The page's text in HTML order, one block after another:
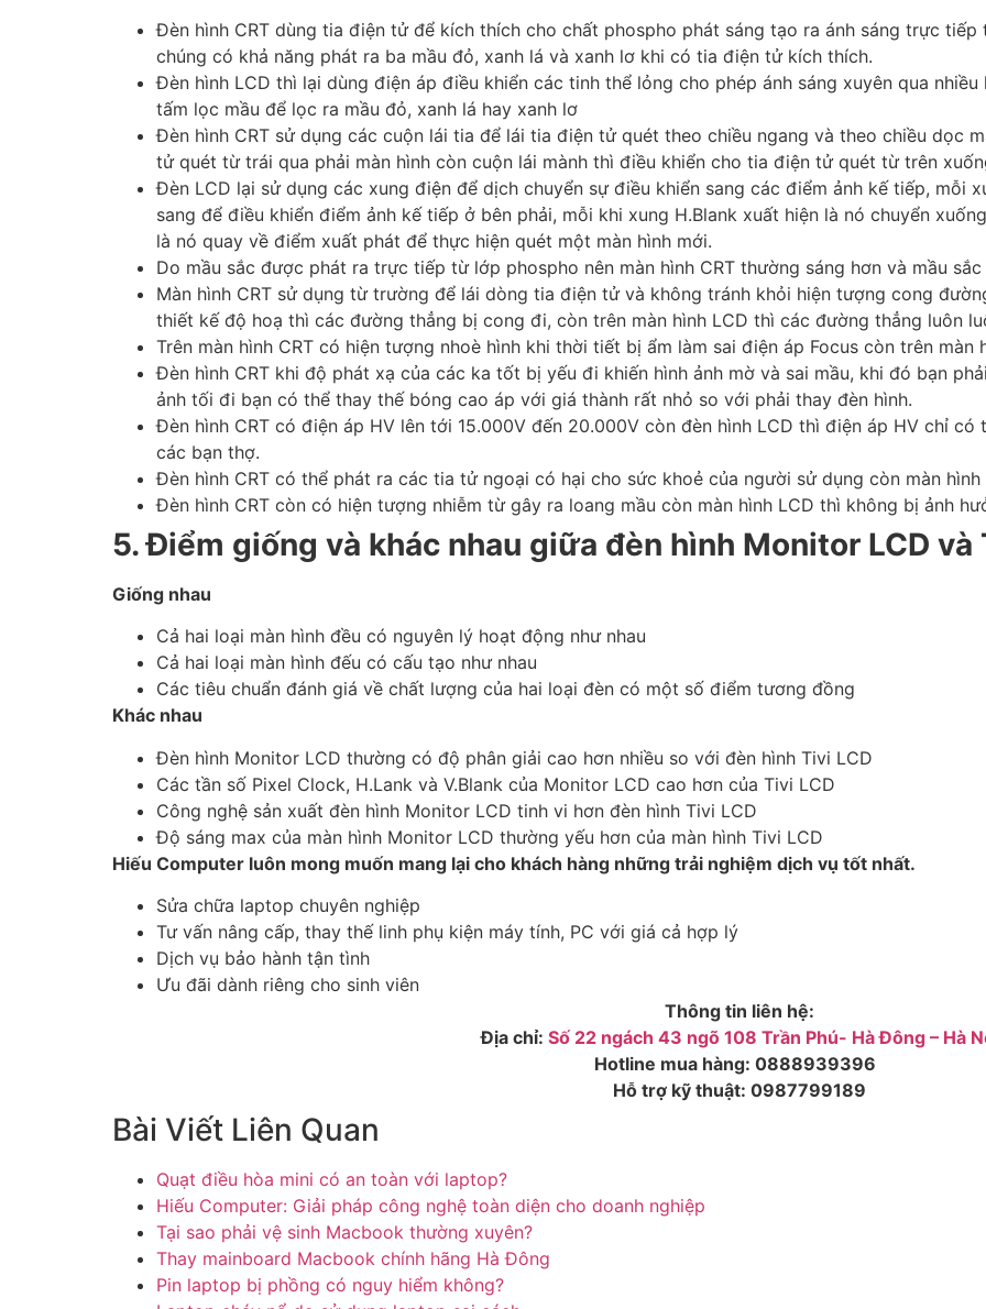
Đèn hình CRT dùng tia điện tử để kích thích cho chất phospho phát sáng tạo ra ánh sáng trực
chúng có khả năng phát ra ba mầu đỏ, xanh lá và xanh lơ khi có tia điện tử kích thích.
Đèn hình LCD thì lại dùng điện áp điều khiển các tinh thể lỏng cho phép ánh sáng xuyên qua
tấm lọc mầu để lọc ra mầu đỏ, xanh lá hay xanh lơ
Đèn hình CRT sử dụng các cuộn lái tia để lái tia điện tử quét theo chiều ngang và theo chiều dọc
tử quét từ trái qua phải màn hình còn cuộn lái mành thì điều khiển cho tia điện tử quét từ trên
Đèn LCD lại sử dụng các xung điện để dịch chuyển sự điều khiển sang các điểm ảnh kế tiếp, mỗi
sang để điều khiển điểm ảnh kế tiếp ở bên phải, mỗi khi xung H.Blank xuất hiện là nó chuyển
là nó quay về điểm xuất phát để thực hiện quét một màn hình mới.
Do mầu sắc được phát ra trực tiếp từ lớp phospho nên màn hình CRT thường sáng hơn và mầu
Màn hình CRT sử dụng từ trường để lái dòng tia điện tử và không tránh khỏi hiện tượng cong
thiết kế độ hoạ thì các đường thẳng bị cong đi, còn trên màn hình LCD thì các đường thẳng luôn
Trên màn hình CRT có hiện tượng nhoè hình khi thời tiết bị ẩm làm sai điện áp Focus còn trên
Đèn hình CRT khi độ phát xạ của các ka tốt bị yếu đi khiến hình ảnh mờ và sai mầu, khi đó bạn
ảnh tối đi bạn có thể thay thế bóng cao áp với giá thành rất nhỏ so với phải thay đèn hình.
Đèn hình CRT có điện áp HV lên tới 15.000V đến 20.000V còn đèn hình LCD thì điện áp HV chỉ
các bạn thợ.
Đèn hình CRT có thể phát ra các tia tử ngoại có hại cho sức khoẻ của người sử dụng còn màn
Đèn hình CRT còn có hiện tượng nhiễm từ gây ra loang mầu còn màn hình LCD thì không bị ảnh
5. Điểm giống và khác nhau giữa đèn hình Monitor LCD và
Giống nhau
Cả hai loại màn hình đều có nguyên lý hoạt động như nhau
Cả hai loại màn hình đếu có cấu tạo như nhau
Các tiêu chuẩn đánh giá về chất lượng của hai loại đèn có một số điểm tương đồng
Khác nhau
Đèn hình Monitor LCD thường có độ phân giải cao hơn nhiều so với đèn hình Tivi LCD
Các tần số Pixel Clock, H.Lank và V.Blank của Monitor LCD cao hơn của Tivi LCD
Công nghệ sản xuất đèn hình Monitor LCD tinh vi hơn đèn hình Tivi LCD
Độ sáng max của màn hình Monitor LCD thường yếu hơn của màn hình Tivi LCD
Hiếu Computer luôn mong muốn mang lại cho khách hàng những trải nghiệm dịch vụ tốt nhất.
Sửa chữa laptop chuyên nghiệp
Tư vấn nâng cấp, thay thế linh phụ kiện máy tính, PC với giá cả hợp lý
Dịch vụ bảo hành tận tình
Ưu đãi dành riêng cho sinh viên
Thông tin liên hệ:
Địa chỉ: Số 22 ngách 43 ngõ 108 Trần Phú- Hà Đông – Hà
Hotline mua hàng: 0888939396
Hỗ trợ kỹ thuật: 0987799189
Bài Viết Liên Quan
Quạt điều hòa mini có an toàn với laptop?
Hiếu Computer: Giải pháp công nghệ toàn diện cho doanh nghiệp
Tại sao phải vệ sinh Macbook thường xuyên?
Thay mainboard Macbook chính hãng Hà Đông
Pin laptop bị phồng có nguy hiểm không?